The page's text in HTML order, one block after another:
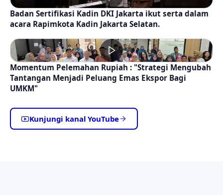
Badan Sertifikasi Kadin DKI Jakarta ikut serta dalam
acara Rapimkota Kadin Jakarta Selatan.
Momentum Pelemahan Rupiah : "Strategi Mengubah
Tantangan Menjadi Peluang Emas Ekspor Bagi
UMKM"
Kunjungi kanal YouTube